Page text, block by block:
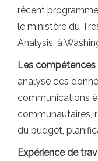
récent
le ministère du
Analysis, à
Les
analyse des
communications
communautaires,
du budget,
Expérience de